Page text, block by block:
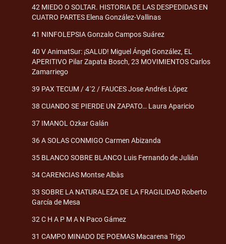
42 MIEDO O SOLTAR. HISTORIA DE LAS DESPEDIDAS EN
CUATRO PARTES Elena González-Vallinas
41 NINFOLEPSIA Gonzalo Campos Suárez
40 V AnimatSur: ¡SALUD! Miguel Ángel González, EL
APERITIVO Pilar Zapata Bosch, 23 MOVIMIENTOS Carlos
Zamarriego
39 PAX TECUM / 4´2 / FAUCES Jose Andrés López
38 CUANDO SE PIERDE UN ZAPATO… Laura Aparicio
37 IMANOL Ozkar Galán
36 A SOLAS CONMIGO Carmen Abizanda
35 BLANCO SOBRE BLANCO Luis Fernando de Julián
34 CARENCIAS Montse Albàs
33 SOBRE LA NATURALEZA DE LA FRAGILIDAD Roberto
García de Mesa
32 C H A P M A N Paco Gámez
31 CAMPO MINADO DE POEMAS Macarena Trigo